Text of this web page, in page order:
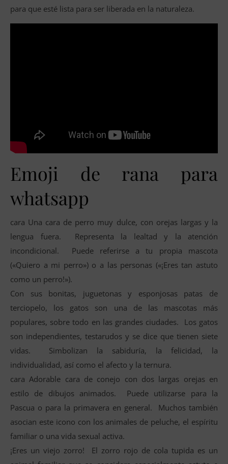
para que esté lista para ser liberada en la naturaleza.
Emoji de rana para
whatsapp
cara Una cara de perro muy dulce, con orejas largas y la
lengua fuera. Representa la lealtad y la atención
incondicional. Puede referirse a tu propia mascota
(«Quiero a mi perro») o a las personas («¡Eres tan astuto
como un perro!»).
Con sus bonitas, juguetonas y esponjosas patas de
terciopelo, los gatos son una de las mascotas más
populares, sobre todo en las grandes ciudades. Los gatos
son independientes, testarudos y se dice que tienen siete
vidas. Simbolizan la sabiduría, la felicidad, la
individualidad, así como el afecto y la ternura.
cara Adorable cara de conejo con dos largas orejas en
estilo de dibujos animados. Puede utilizarse para la
Pascua o para la primavera en general. Muchos también
asocian este icono con los animales de peluche, el espíritu
familiar o una vida sexual activa.
¡Eres un viejo zorro! El zorro rojo de cola tupida es un